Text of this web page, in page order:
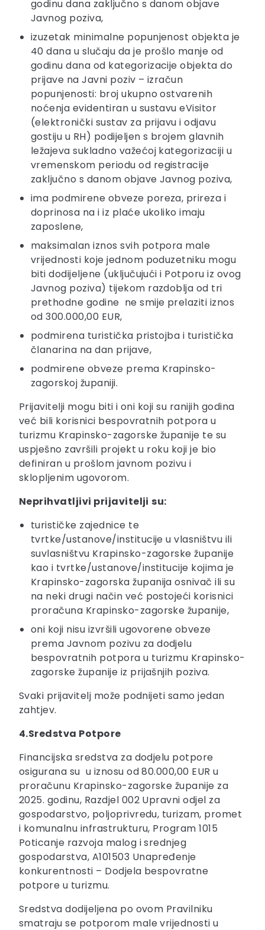
godinu dana zaključno s danom objave
Javnog poziva,
izuzetak minimalne popunjenost objekta je
40 dana u slučaju da je prošlo manje od
godinu dana od kategorizacije objekta do
prijave na Javni poziv – izračun
popunjenosti: broj ukupno ostvarenih
noćenja evidentiran u sustavu eVisitor
(elektronički sustav za prijavu i odjavu
gostiju u RH) podijeljen s brojem glavnih
ležajeva sukladno važećoj kategorizaciji u
vremenskom periodu od registracije
zaključno s danom objave Javnog poziva,
ima podmirene obveze poreza, prireza i
doprinosa na i iz plaće ukoliko imaju
zaposlene,
maksimalan iznos svih potpora male
vrijednosti koje jednom poduzetniku mogu
biti dodijeljene (uključujući i Potporu iz ovog
Javnog poziva) tijekom razdoblja od tri
prethodne godine ne smije prelaziti iznos
od 300.000,00 EUR,
podmirena turistička pristojba i turistička
članarina na dan prijave,
podmirene obveze prema Krapinsko-
zagorskoj županiji.
Prijavitelji mogu biti i oni koji su ranijih godina
već bili korisnici bespovratnih potpora u
turizmu Krapinsko-zagorske županije te su
uspješno završili projekt u roku koji je bio
definiran u prošlom javnom pozivu i
sklopljenim ugovorom.
Neprihvatljivi prijavitelji su:
turističke zajednice te
tvrtke/ustanove/institucije u vlasništvu ili
suvlasništvu Krapinsko-zagorske županije
kao i tvrtke/ustanove/institucije kojima je
Krapinsko-zagorska županija osnivač ili su
na neki drugi način već postojeći korisnici
proračuna Krapinsko-zagorske županije,
oni koji nisu izvršili ugovorene obveze
prema Javnom pozivu za dodjelu
bespovratnih potpora u turizmu Krapinsko-
zagorske županije iz prijašnjih poziva.
Svaki prijavitelj može podnijeti samo jedan
zahtjev.
4.Sredstva Potpore
Financijska sredstva za dodjelu potpore
osigurana su u iznosu od 80.000,00 EUR u
proračunu Krapinsko-zagorske županije za
2025. godinu, Razdjel 002 Upravni odjel za
gospodarstvo, poljoprivredu, turizam, promet
i komunalnu infrastrukturu, Program 1015
Poticanje razvoja malog i srednjeg
gospodarstva, A101503 Unapređenje
konkurentnosti – Dodjela bespovratne
potpore u turizmu.
Sredstva dodijeljena po ovom Pravilniku
smatraju se potporom male vrijednosti u